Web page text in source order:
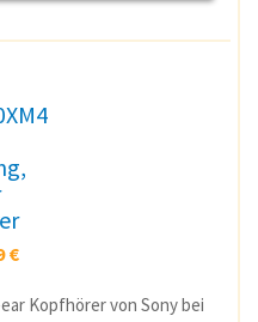
€
Kopfhörer von Sony bei